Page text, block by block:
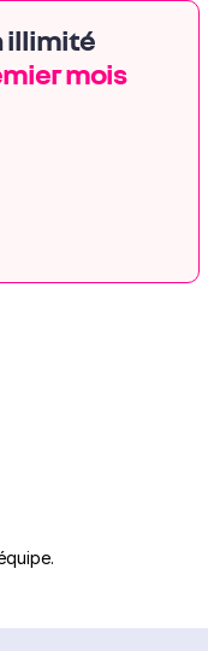
illimité
mois